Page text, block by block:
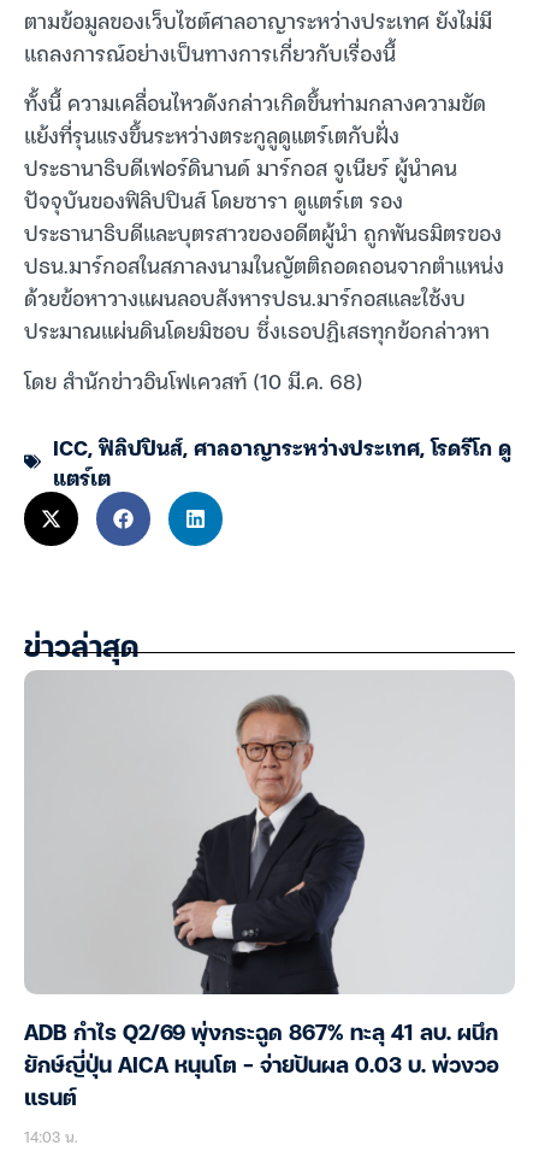
ตามข้อมูลของเว็บไซต์ศาลอาญาระหว่างประเทศ ยังไม่มี
แถลงการณ์อย่างเป็นทางการเกี่ยวกับเรื่องนี้
ทั้งนี้ ความเคลื่อนไหวดังกล่าวเกิดขึ้นท่ามกลางความขัด
แย้งที่รุนแรงขึ้นระหว่างตระกูลูดูแตร์เตกับฝั่ง
ประธานาธิบดีเฟอร์ดินานด์ มาร์กอส จูเนียร์ ผู้นำคน
ปัจจุบันของฟิลิปปินส์ โดยซารา ดูแตร์เต รอง
ประธานาธิบดีและบุตรสาวของอดีตผู้นำ ถูกพันธมิตรของ
ปธน.มาร์กอสในสภาลงนามในญัตติถอดถอนจากตำแหน่ง
ด้วยข้อหาวางแผนลอบสังหารปธน.มาร์กอสและใช้งบ
ประมาณแผ่นดินโดยมิชอบ ซึ่งเธอปฏิเสธทุกข้อกล่าวหา
โดย สำนักข่าวอินโฟเควสท์ (10 มี.ค. 68)
ICC,ฟิลิปปินส์,ศาลอาญาระหว่างประเทศ,โรดรีโก ดู
แตร์เต
ข่าวล่าสุด
ADB กำไร Q2/69 พุ่งกระฉูด 867% ทะลุ 41 ลบ. ผนึก
ยักษ์ญี่ปุ่น AICA หนุนโต – จ่ายปันผล 0.03 บ. พ่วงวอ
แรนต์
14:03 น.